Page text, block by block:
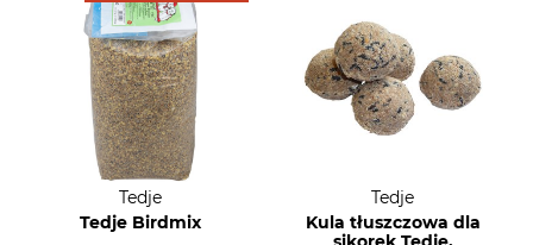
Tedje
Tedje Birdmix
Tedje
Kula tłuszczowa dla